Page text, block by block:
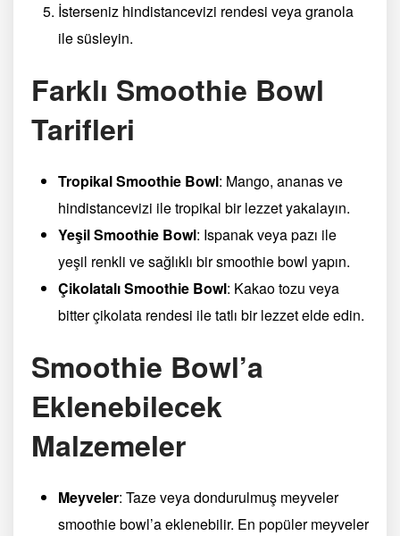
İsterseniz hindistancevizi rendesi veya granola
ile süsleyin.
Farklı Smoothie Bowl
Tarifleri
Tropikal Smoothie Bowl: Mango, ananas ve
hindistancevizi ile tropikal bir lezzet yakalayın.
Yeşil Smoothie Bowl: Ispanak veya pazı ile
yeşil renkli ve sağlıklı bir smoothie bowl yapın.
Çikolatalı Smoothie Bowl: Kakao tozu veya
bitter çikolata rendesi ile tatlı bir lezzet elde edin.
Smoothie Bowl’a
Eklenebilecek
Malzemeler
Meyveler: Taze veya dondurulmuş meyveler
smoothie bowl’a eklenebilir. En popüler meyveler